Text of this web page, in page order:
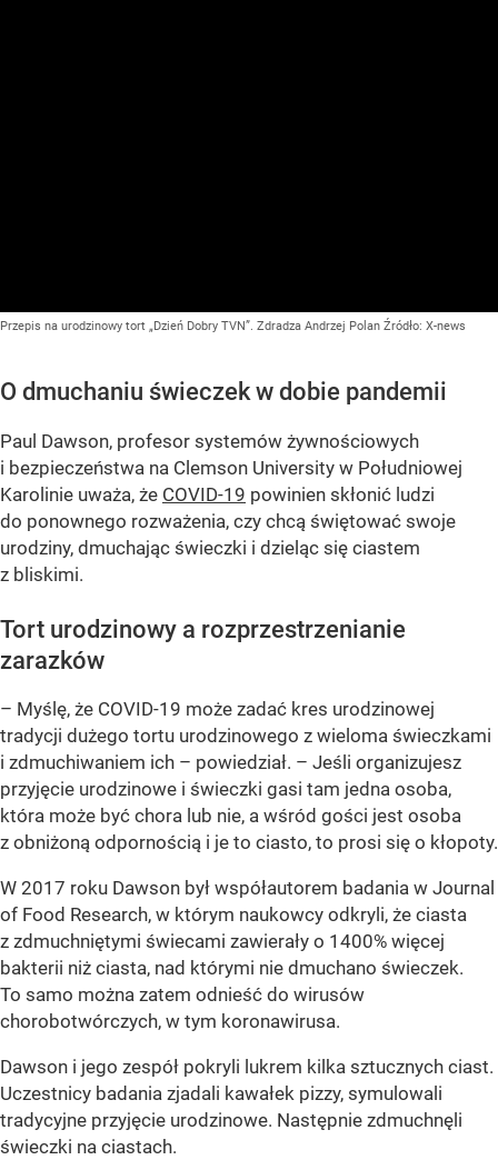
Przepis na urodzinowy tort „Dzień Dobry TVN”. Zdradza Andrzej Polan Źródło: X-news
O dmuchaniu świeczek w dobie pandemii
Paul Dawson, profesor systemów żywnościowych
i bezpieczeństwa na Clemson University w Południowej
Karolinie uważa, że COVID-19 powinien skłonić ludzi
do ponownego rozważenia, czy chcą świętować swoje
urodziny, dmuchając świeczki i dzieląc się ciastem
z bliskimi.
Tort urodzinowy a rozprzestrzenianie
zarazków
– Myślę, że COVID-19 może zadać kres urodzinowej
tradycji dużego tortu urodzinowego z wieloma świeczkami
i zdmuchiwaniem ich – powiedział. – Jeśli organizujesz
przyjęcie urodzinowe i świeczki gasi tam jedna osoba,
która może być chora lub nie, a wśród gości jest osoba
z obniżoną odpornością i je to ciasto, to prosi się o kłopoty.
W 2017 roku Dawson był współautorem badania w Journal
of Food Research, w którym naukowcy odkryli, że ciasta
z zdmuchniętymi świecami zawierały o 1400% więcej
bakterii niż ciasta, nad którymi nie dmuchano świeczek.
To samo można zatem odnieść do wirusów
chorobotwórczych, w tym koronawirusa.
Dawson i jego zespół pokryli lukrem kilka sztucznych ciast.
Uczestnicy badania zjadali kawałek pizzy, symulowali
tradycyjne przyjęcie urodzinowe. Następnie zdmuchnęli
świeczki na ciastach.